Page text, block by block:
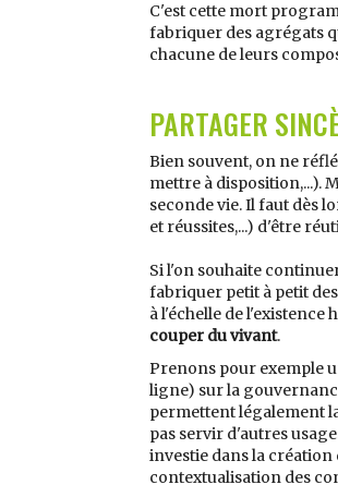
C'est cette mort
fabriquer des agrégats
chacune de leurs
PARTAGER
Bien souvent, on ne
mettre à disposition,...).
seconde vie. Il faut dès
et réussites,...) d'être
Si l'on souhaite
fabriquer petit à petit
à l'échelle de l'existence
couper du vivant.
Prenons pour exemple
ligne) sur la
permettent légalement
pas servir d'autres
investie dans la création
contextualisation des